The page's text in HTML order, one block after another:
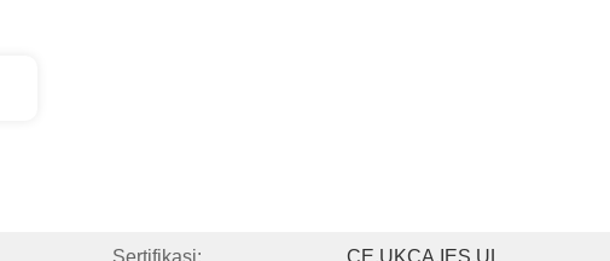
Sertifikasi: CE,UKCA,IES,UL